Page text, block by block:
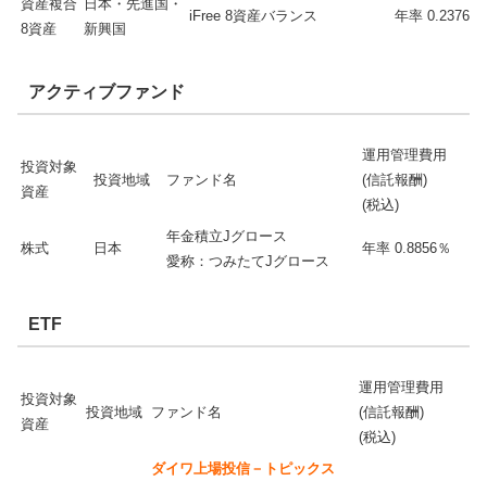
資産複合
8資産
日本・先進国・
新興国
iFree 8資産バランス 年率 0.2376％
アクティブファンド
投資対象
資産
投資地域 ファンド名
運用管理費用
(信託報酬)
(税込)
株式 日本
年金積立Jグロース
愛称：つみたてJグロース
年率 0.8856％
ETF
投資対象
資産
投資地域 ファンド名
運用管理費用
(信託報酬)
(税込)
ダイワ上場投信－トピックス